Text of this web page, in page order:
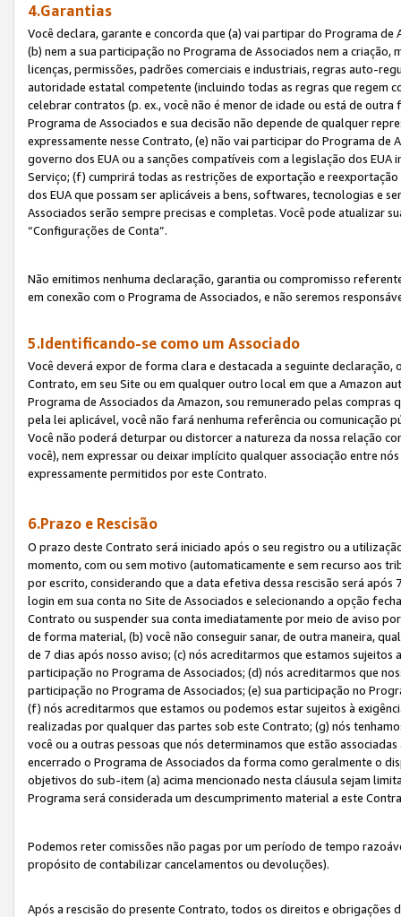
4.Garantias
Você declara, garante e concorda que (a) vai partipar do Programa
(b) nem a sua participação no Programa de Associados nem a
licenças, permissões, padrões comerciais e industriais, regras auto-
autoridade estatal competente (incluindo todas as regras que regem
celebrar contratos (p. ex., você não é menor de idade ou está de
Programa de Associados e sua decisão não depende de qualquer
expressamente nesse Contrato, (e) não vai participar do Programa
governo dos EUA ou a sanções compatíveis com a legislação dos
Serviço; (f) cumprirá todas as restrições de exportação e
dos EUA que possam ser aplicáveis a bens, softwares, tecnologias e
Associados serão sempre precisas e completas. Você pode atualizar
“Configurações de Conta”.
Não emitimos nenhuma declaração, garantia ou compromisso
em conexão com o Programa de Associados, e não seremos
5.Identificando-se como um Associado
Você deverá expor de forma clara e destacada a seguinte
Contrato, em seu Site ou em qualquer outro local em que a Amazon
Programa de Associados da Amazon, sou remunerado pelas
pela lei aplicável, você não fará nenhuma referência ou comunicação
Você não poderá deturpar ou distorcer a natureza da nossa relação
você), nem expressar ou deixar implícito qualquer associação entre
expressamente permitidos por este Contrato.
6.Prazo e Rescisão
O prazo deste Contrato será iniciado após o seu registro ou a
momento, com ou sem motivo (automaticamente e sem recurso aos
por escrito, considerando que a data efetiva dessa rescisão será
login em sua conta no Site de Associados e selecionando a opção
Contrato ou suspender sua conta imediatamente por meio de aviso
de forma material, (b) você não conseguir sanar, de outra maneira,
de 7 dias após nosso aviso; (c) nós acreditarmos que estamos
participação no Programa de Associados; (d) nós acreditarmos que
participação no Programa de Associados; (e) sua participação no
(f) nós acreditarmos que estamos ou podemos estar sujeitos à
realizadas por qualquer das partes sob este Contrato; (g) nós
você ou a outras pessoas que nós determinamos que estão
encerrado o Programa de Associados da forma como geralmente o
objetivos do sub-item (a) acima mencionado nesta cláusula sejam
Programa será considerada um descumprimento material a este
Podemos reter comissões não pagas por um período de tempo
propósito de contabilizar cancelamentos ou devoluções).
Após a rescisão do presente Contrato, todos os direitos e obrigações